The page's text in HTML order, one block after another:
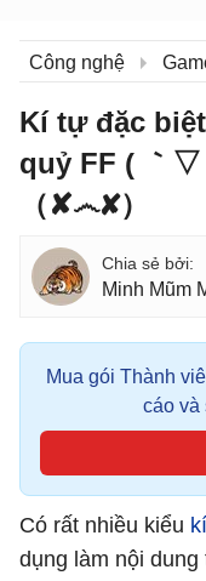
Công nghệ
Kí tự đặc
quỷ FF ( ｀
（✘෴✘）
Minh Mũm
Mua gói Thành
cáo và
Có rất nhiều kiểu
dụng làm nội